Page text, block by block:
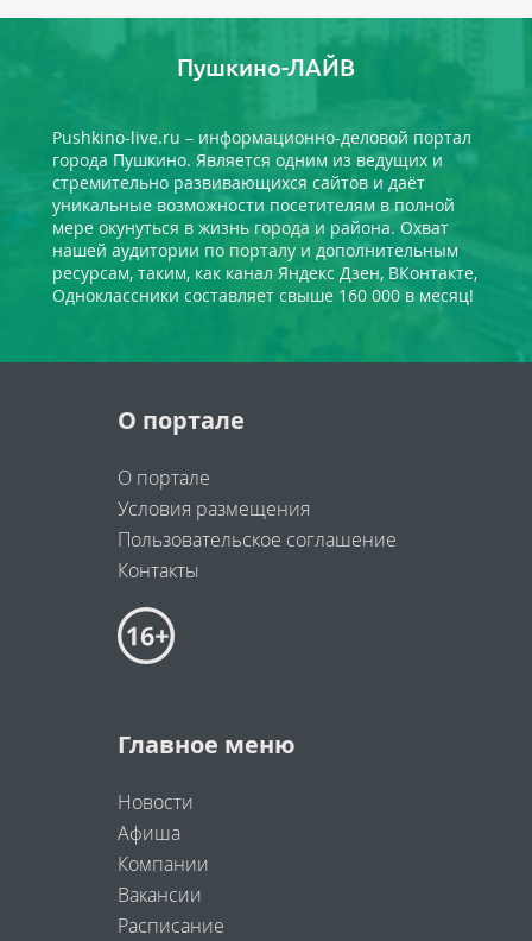
Пушкино-ЛАЙВ
Pushkino-live.ru – информационно-деловой портал
города Пушкино. Является одним из ведущих и
стремительно развивающихся сайтов и даёт
уникальные возможности посетителям в полной
мере окунуться в жизнь города и района. Охват
нашей аудитории по порталу и дополнительным
ресурсам, таким, как канал Яндекс Дзен, ВКонтакте,
Одноклассники составляет свыше 160 000 в месяц!
О портале
О портале
Условия размещения
Пользовательское соглашение
Контакты
Главное меню
Новости
Афиша
Компании
Вакансии
Расписание